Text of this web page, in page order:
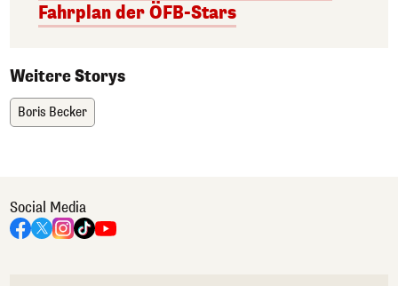
Fahrplan der ÖFB-Stars
Weitere Storys
Boris Becker
Social Media